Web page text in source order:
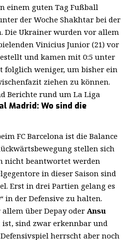
einem guten Tag Fußball
der Woche Shakhtar bei der
Die Ukrainer wurden vor allem
Vinicius Junior (21) vor
und kamen mit 0:5 unter
folglich weniger, um bisher ein
ziehen zu können.
Berichte rund um La Liga
Madrid: Wo sind die
FC Barcelona ist die Balance
stellen sich
nicht beantwortet werden
in dieser Saison sind
Erst in drei Partien gelang es
in der Defensive zu halten.
über Depay oder Ansu
ist, sind zwar erkennbar und
herrscht aber noch